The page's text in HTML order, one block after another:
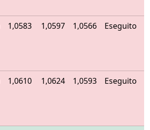
1,0583 1,0597 1,0566 Eseguito
1,0610 1,0624 1,0593 Eseguito